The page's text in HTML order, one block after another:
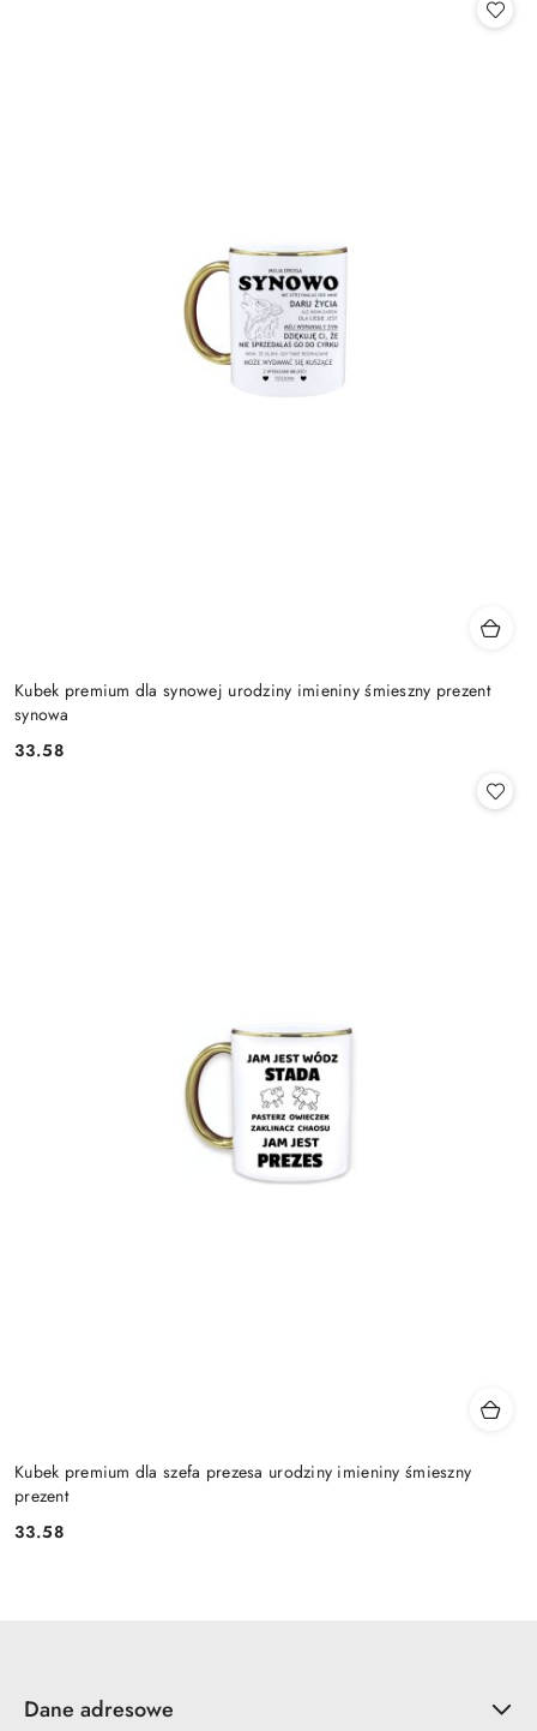
Kubek premium dla synowej urodziny imieniny śmieszny prezent
synowa
Cena:
33.58
Kubek premium dla szefa prezesa urodziny imieniny śmieszny
prezent
Cena:
33.58
Dane adresowe